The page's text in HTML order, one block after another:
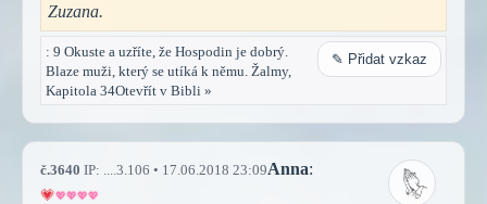
Zuzana.
: 9 Okuste a uzříte, že Hospodin je dobrý.
Blaze muži, který se utíká k němu. Žalmy,
Kapitola 34Otevřít v Bibli »
✎ Přidat vzkaz
č.3640 IP: ....3.106 • 17.06.2018 23:09Anna: